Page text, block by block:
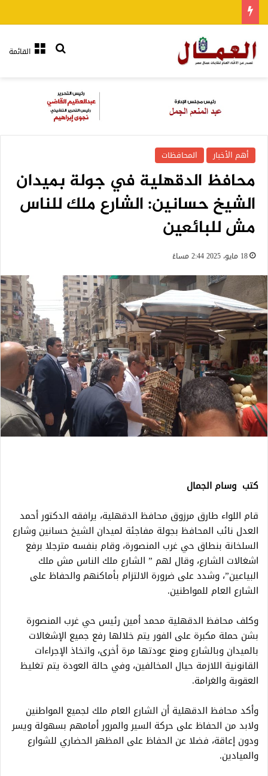
القائمةبحث عن
أهم الأخبار المحافظات
محافظ الدقهلية في جولة بميدان
الشيخ حسانين: الشارع ملك للناس
مش للبائعين
18 مايو، 2025 2:44 مساءً
كتب وسام الجمال
قام اللواء طارق مرزوق محافظ الدقهلية، يرافقه الدكتور أحمد
العدل نائب المحافظ بجولة مفاجئة لميدان الشيخ حسانين وشارع
السلخانة بنطاق حي غرب المنصورة، وقام بنفسه مترجلا برفع
اشغالات الشارع، وقال لهم ” الشارع ملك الناس مش ملك
البياعين”، وشدد على ضرورة الالتزام بأماكنهم والحفاظ على
الشارع العام للمواطنين.
وكلف محافظ الدقهلية محمد أمين رئيس حي غرب المنصورة
بشن حملة مكبرة على الفور يتم خلالها رفع جميع الإشغالات
بالميدان وبالشارع ومنع عودتها مرة أخرى، واتخاذ الإجراءات
القانونية اللازمة حيال المخالفين، وفي حالة العودة يتم تغليظ
العقوبة والغرامة.
وأكد محافظ الدقهلية أن الشارع العام ملك لجميع المواطنين
ولابد من الحفاظ على حركة السير والمرور أمامهم بسهولة ويسر
ودون إعاقة، فضلا عن الحفاظ على المظهر الحضاري للشوارع
والميادين.